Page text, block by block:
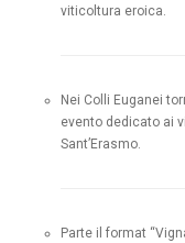
viticoltura eroica.
Nei Colli Euganei
evento dedicato ai
Sant’Erasmo.
Parte il format